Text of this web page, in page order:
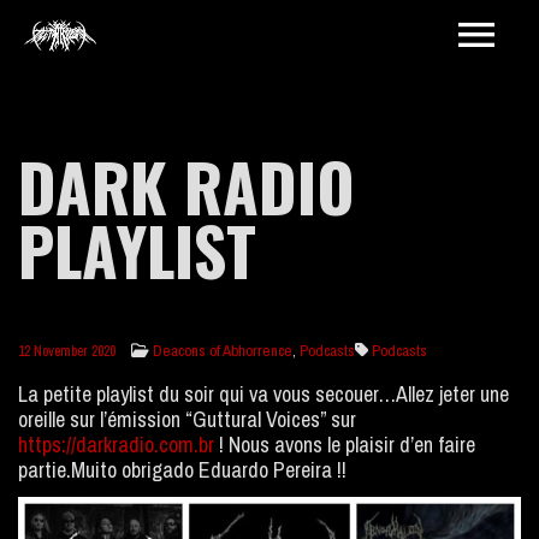
DARK RADIO
PLAYLIST
12 November 2020 Deacons of Abhorrence, Podcasts Podcasts
La petite playlist du soir qui va vous secouer…Allez jeter une
oreille sur l’émission “Guttural Voices” sur
https://darkradio.com.br ! Nous avons le plaisir d’en faire
partie.Muito obrigado Eduardo Pereira !!